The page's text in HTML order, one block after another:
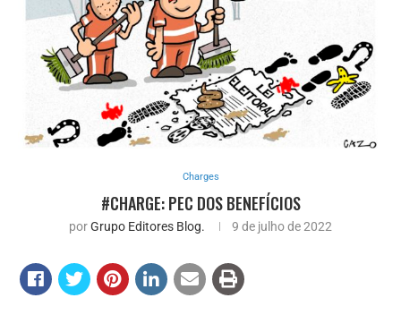
Charges
#CHARGE: PEC DOS BENEFÍCIOS
porGrupo Editores Blog. 9 de julho de 2022